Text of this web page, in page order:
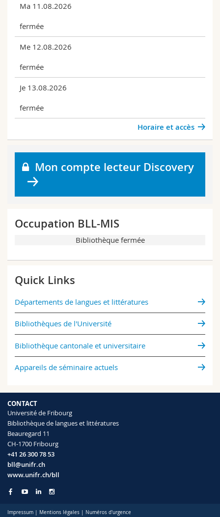
Ma 11.08.2026
fermée
Me 12.08.2026
fermée
Je 13.08.2026
fermée
Horaire et accès
Mon compte lecteur Discovery
Occupation BLL-MIS
Bibliothèque fermée
Quick Links
Départements de langues et littératures
Bibliothèques de l'Université
Bibliothèque cantonale et universitaire
Appareils de séminaire actuels
CONTACT
Université de Fribourg
Bibliothèque de langues et littératures
Beauregard 11
CH-1700 Fribourg
+41 26 300 78 53
bll@unifr.ch
www.unifr.ch/bll
Impressum | Mentions légales | Numéros d'urgence